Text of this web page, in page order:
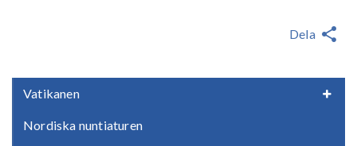
Vatikanen
Nordiska nuntiaturen
Dela